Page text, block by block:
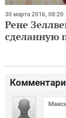
30 марта 2016, 08:20
Рене
сделанную